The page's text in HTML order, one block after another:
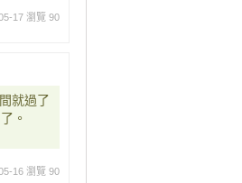
17 瀏覽 90
就過了
。
16 瀏覽 90